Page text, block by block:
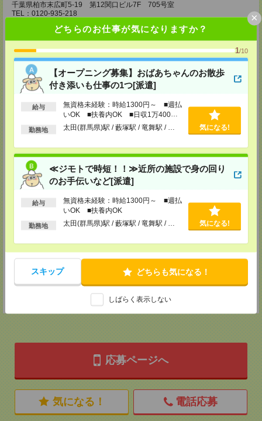
どちらのお仕事が気になりますか？
1/10
【オープニング募集】おばあちゃんのお散歩
付き添いも仕事の1つ[派遣]
給与
無資格未経験：時給1300円～ ■週払
いOK ■扶養内OK ■日収1万400円
以上
勤務地 太田(群馬県)駅 / 藪塚駅 / 竜舞駅 / … 気になる!
≪ジモトで時短！！≫近所の施設で身の回り
のお手伝いなど[派遣]
給与
無資格未経験：時給1300円～ ■週払
いOK ■扶養内OK
勤務地 太田(群馬県)駅 / 藪塚駅 / 竜舞駅 / … 気になる!
スキップ どちらも気になる！
しばらく表示しない
×
千葉県柏市末広町5-19 第12関口ビル7F 705号室
TEL：0120-935-218
担当：採用担当
メディカルケア事業部 新宿オフィス
東京都新宿区新宿2-3-10 新宿御苑ビル6階
TEL：0120-457-235
MAIL：tenshoku@nikken-ts.jp
担当：採用担当
メディカルケア事業部 立川事業所
東京都立川市錦町1-12-14
TEL：0120-934-200
MAIL：tenshoku@nikken-ts.jp
メディカルケア事業部 町田オフィス
東京都町田市森野1-7-23 大樹生命町田ビル6F
TEL：0120-453-285
MAIL：tenshoku@nikken-ts.jp
担当：採用担当
メディカルケア事業部 横浜オフィス
神奈川県横浜市保土ケ谷区神戸町134 横浜ビジネスパークサウスタワー
TEL：0120-901-799
MAIL：tenshoku@nikken-ts.jp
担当：採用担当
★今ならご来社登録でQUOカード2000円分をプレゼント中★
応募ページへ
気になる！ 電話応募